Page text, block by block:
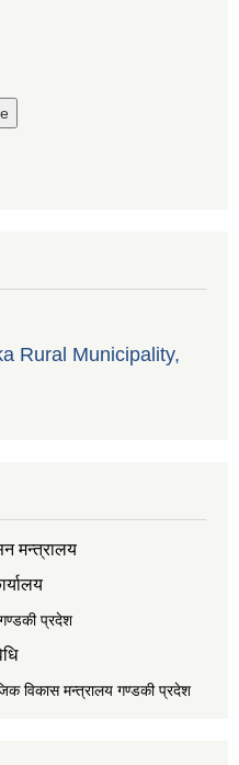
Rural Municipality,
मन्त्रालय
गण्डकी प्रदेश
विकास मन्त्रालय गण्डकी प्रदेश